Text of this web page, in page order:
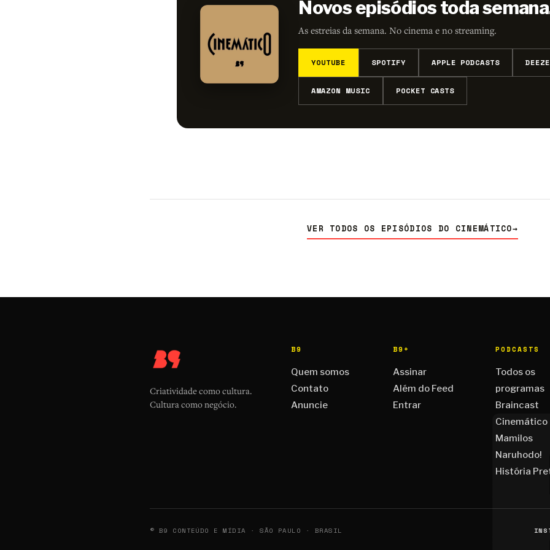
Novos episódios toda
As estreias da semana. No cinema e no streaming.
YOUTUBE SPOTIFY APPLE PODCASTS
AMAZON MUSIC POCKET CASTS
VER TODOS OS EPISÓDIOS DO CINEMÁTICO→
Criatividade como cultura.
Cultura como negócio.
B9
Quem somos
Contato
Anuncie
B9+
Assinar
Além do Feed
Entrar
PODCASTS
Todos os
programas
Braincast
Cinemático
Mamilos
Naruhodo!
História
© B9 CONTEÚDO E MÍDIA · SÃO PAULO · BRASIL